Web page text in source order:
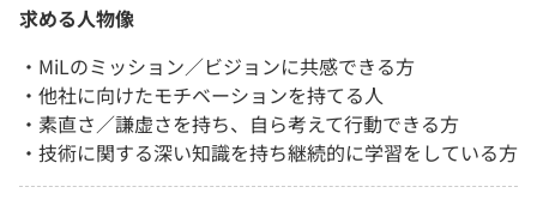
求める人物像
・MiLのミッション／ビジョンに共感できる方
・他社に向けたモチベーションを持てる人
・素直さ／謙虚さを持ち、自ら考えて行動できる方
・技術に関する深い知識を持ち継続的に学習をしている方